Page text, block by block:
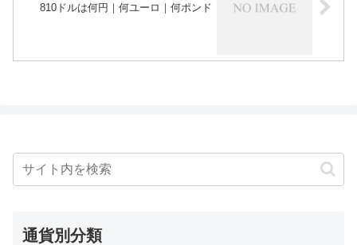
810ドルは何円｜何ユーロ｜何ポンド
通貨別分類